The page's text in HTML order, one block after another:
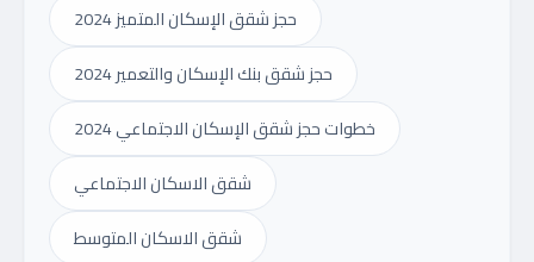
حجز شقق الإسكان المتميز 2024
حجز شقق بنك الإسكان والتعمير 2024
خطوات حجز شقق الإسكان الاجتماعي 2024
شقق الاسكان الاجتماعي
شقق الاسكان المتوسط